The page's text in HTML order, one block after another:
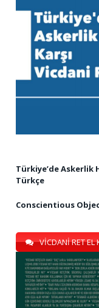
Türkiye’de Askerlik
Türkçe
Conscientious
VİCDANİ RET EL